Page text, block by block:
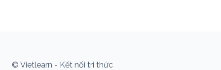
© Vietlearn - Kết nối tri thức